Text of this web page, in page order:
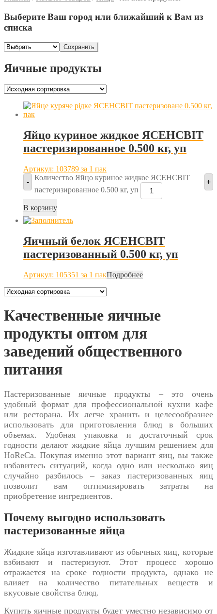
Выберите Ваш город или ближайший к Вам из
списка
Сохранить
Яичные продукты
Яйцо куриное жидкое ЯСЕНСВІТ
пастеризированное 0.500 кг, уп
Артикул: 103789 за 1 пак
-
Количество Яйцо куриное жидкое ЯСЕНСВІТ
пастеризированное 0.500 кг, уп
+
В корзину
Яичный белок ЯСЕНСВІТ
пастеризованный 0.500 кг, уп
Артикул: 105351 за 1 пакПодробнее
Качественные яичные
продукты оптом для
заведений общественного
питания
Пастеризованные яичные продукты – это очень
удобный формат для профессиональной кухни кафе
или ресторана. Их легче хранить и целесообразнее
использовать для приготовления блюд в больших
объемах. Удобная упаковка и достаточный срок
годности делают жидкие яйца лучшим решением для
HoReCa. Покупая именно этот вариант яиц, вы также
избавитесь ситуаций, когда одно или несколько яиц
случайно разбилось – заказ пастеризованных яиц
позволит вам оптимизировать затраты на
приобретение ингредиентов.
Почему выгодно использовать
пастеризованные яйца
Жидкие яйца изготавливают из обычных яиц, которые
взбивают и пастеризуют. Этот процесс хорошо
отражается на сроке годности продукта, однако не
влияет на количество питательных веществ и
вкусовые свойства блюд.
Купить яичные продукты будет уместно независимо от